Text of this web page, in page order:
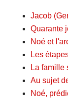
Jacob
Quarante
Noé et
Les
La famille
Au sujet
Noé,